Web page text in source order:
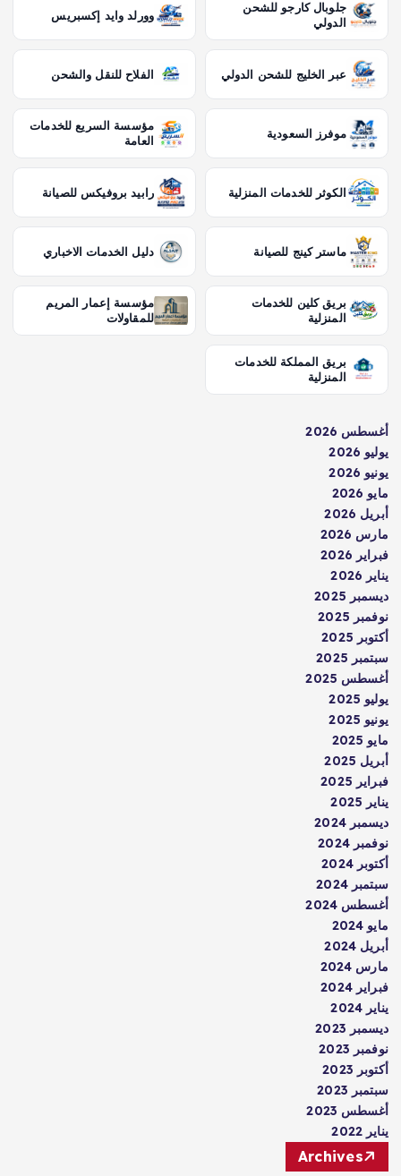
جلوبال كارجو للشحن
الدولي
وورلد وايد إكسبريس
عبر الخليج للشحن الدولي الفلاح للنقل والشحن
موفرز السعودية
مؤسسة السريع للخدمات
العامة
الكوثر للخدمات المنزلية رابيد بروفيكس للصيانة
ماستر كينج للصيانة دليل الخدمات الاخباري
بريق كلين للخدمات
المنزلية
مؤسسة إعمار المريم
للمقاولات
بريق المملكة للخدمات
المنزلية
أغسطس 2026
يوليو 2026
يونيو 2026
مايو 2026
أبريل 2026
مارس 2026
فبراير 2026
يناير 2026
ديسمبر 2025
نوفمبر 2025
أكتوبر 2025
سبتمبر 2025
أغسطس 2025
يوليو 2025
يونيو 2025
مايو 2025
أبريل 2025
فبراير 2025
يناير 2025
ديسمبر 2024
نوفمبر 2024
أكتوبر 2024
سبتمبر 2024
أغسطس 2024
مايو 2024
أبريل 2024
مارس 2024
فبراير 2024
يناير 2024
ديسمبر 2023
نوفمبر 2023
أكتوبر 2023
سبتمبر 2023
أغسطس 2023
يناير 2022
Archives